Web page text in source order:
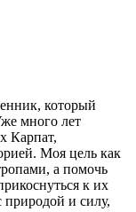
который
много лет
Карпат,
Моя цель как
а помочь
к их
природой и силу,